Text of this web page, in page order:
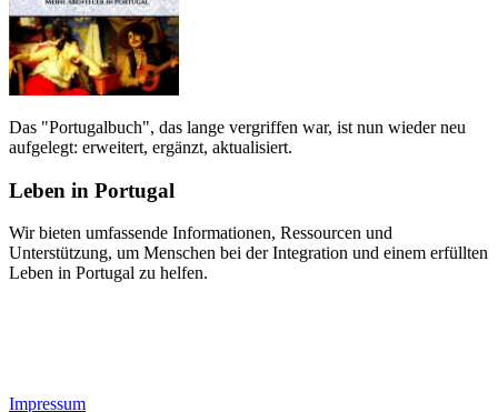
Das "Portugalbuch", das lange vergriffen war, ist nun wieder neu
aufgelegt: erweitert, ergänzt, aktualisiert.
Leben in Portugal
Wir bieten umfassende Informationen, Ressourcen und
Unterstützung, um Menschen bei der Integration und einem erfüllten
Leben in Portugal zu helfen.
Impressum